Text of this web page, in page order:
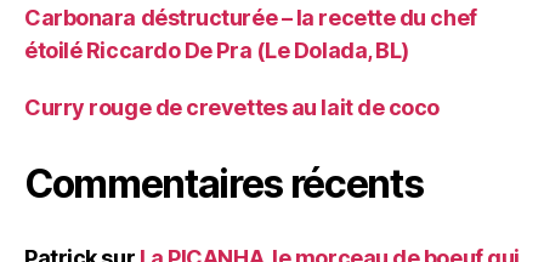
Carbonara déstructurée – la recette du chef
étoilé Riccardo De Pra (Le Dolada, BL)
Curry rouge de crevettes au lait de coco
Commentaires récents